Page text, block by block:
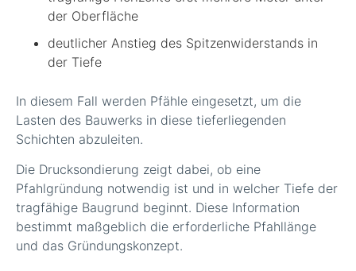
der Oberfläche
deutlicher Anstieg des Spitzenwiderstands in
der Tiefe
In diesem Fall werden Pfähle eingesetzt, um die
Lasten des Bauwerks in diese tieferliegenden
Schichten abzuleiten.
Die Drucksondierung zeigt dabei, ob eine
Pfahlgründung notwendig ist und in welcher Tiefe der
tragfähige Baugrund beginnt. Diese Information
bestimmt maßgeblich die erforderliche Pfahllänge
und das Gründungskonzept.